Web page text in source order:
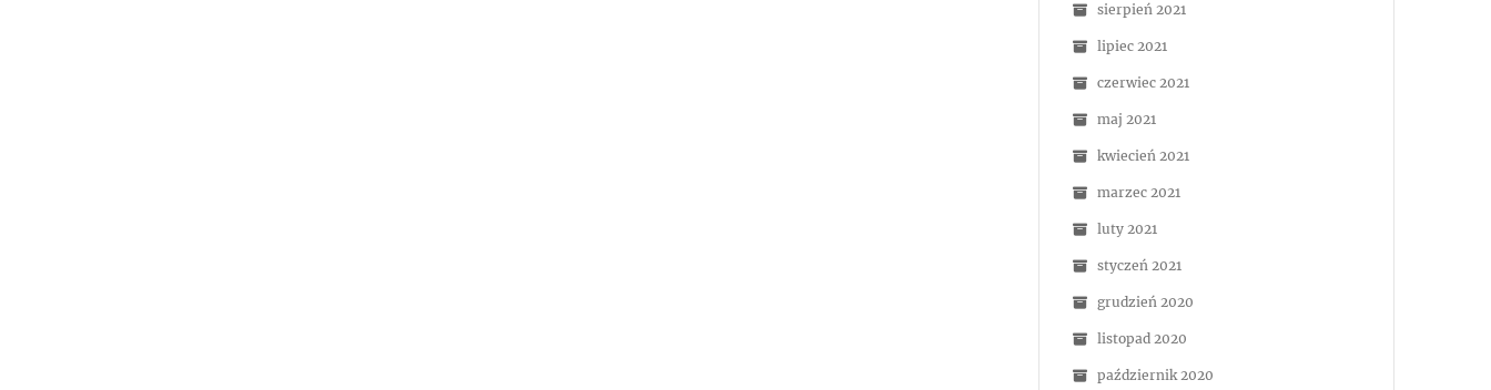
sierpień 2021
lipiec 2021
czerwiec 2021
maj 2021
kwiecień 2021
marzec 2021
luty 2021
styczeń 2021
grudzień 2020
listopad 2020
październik 2020